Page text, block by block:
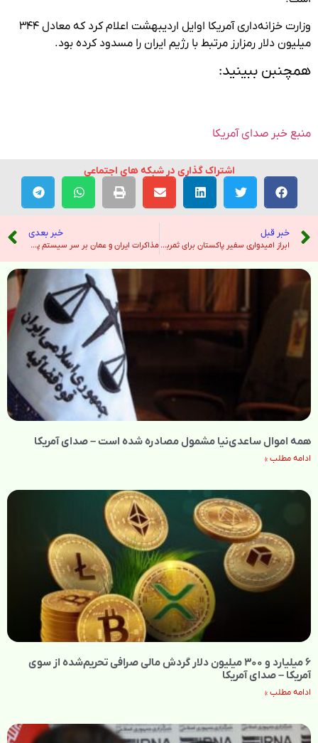
وزارت خزانه‌داری آمریکا اوایل اردیبهشت اعلام کرد که معادل ۳۴۴
میلیون دلار رمزارز مرتبط با رژیم ایران را مسدود کرده بود.
همچنبن ببینید:
منبع خبر صدای آمریکا
اشتراک گذاری در شبکه های اجتماعی
خبر قبل
ابراز امیدواری سفیر پاکستان برای ثمربخشی تلاش‌های میانجیگری کشورش بین تهران و واشنگتن – خبرگزاری ایرنا
خبر بعدی
مذاکرات ایران و عمان بر سر سیستم پرداخت کشتی تنگه هرمز – نیویورک تایمز
همه اموال ساعدی‌نیا مشمول مصادره شده است – صدای آمریکا
ادامه مطلب »
۶ میلیارد و ۳۰۰ میلیون دلار گردش مالی صرافی تحریم‌شده از سوی
آمریکا – صدای آمریکا
ادامه مطلب »